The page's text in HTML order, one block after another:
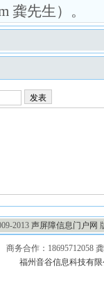
龚先生）。
发表
2013 声屏障信息门户网
商务合作：18695712058
福州音谷信息科技有